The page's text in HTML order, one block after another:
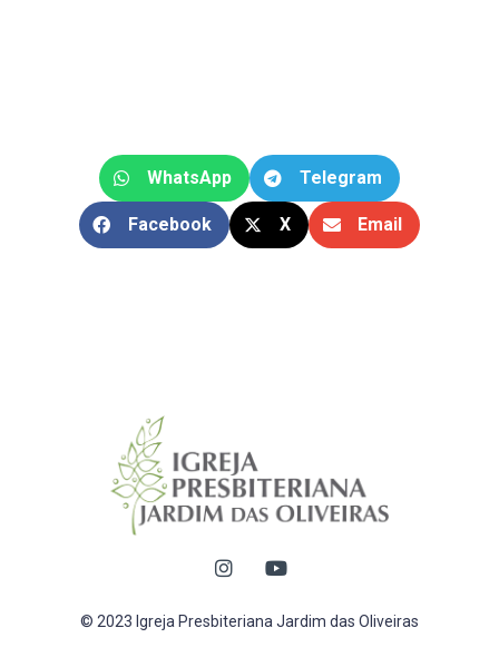
WhatsApp Telegram
Facebook X Email
© 2023 Igreja Presbiteriana Jardim das Oliveiras